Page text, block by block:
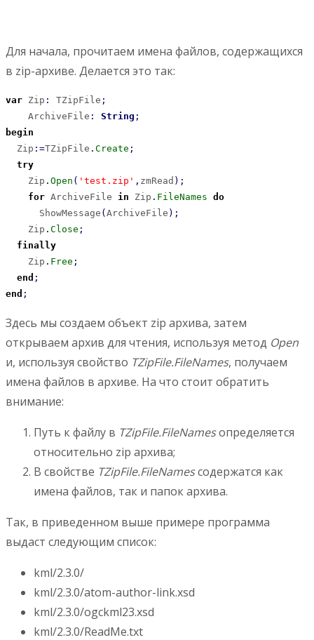
Для начала, прочитаем имена файлов, содержащихся
в zip-архиве. Делается это так:
var Zip : TZipFile ;
    ArchiveFile
: String ;
begin
  Zip
: =TZipFile . Create ;
try
    Zip
. Open ( 'test.zip' , zmRead ) ;
for ArchiveFile in Zip . FileNames do
      ShowMessage
( ArchiveFile ) ;
    Zip
. Close ;
finally
    Zip
. Free ;
end ;
end ;
Здесь мы создаем объект zip архива, затем
открываем архив для чтения, используя метод Open
и, используя свойство TZipFile.FileNames, получаем
имена файлов в архиве. На что стоит обратить
внимание:
Путь к файлу в TZipFile.FileNamesопределяется
относительно zip архива;
В свойстве TZipFile.FileNamesсодержатся как
имена файлов, так и папок архива.
Так, в приведенном выше примере программа
выдаст следующим список:
kml/2.3.0/
kml/2.3.0/atom-author-link.xsd
kml/2.3.0/ogckml23.xsd
kml/2.3.0/ReadMe.txt